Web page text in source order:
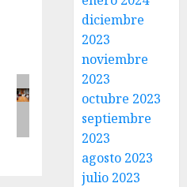
diciembre
2023
noviembre
2023
octubre 2023
septiembre
2023
agosto 2023
julio 2023